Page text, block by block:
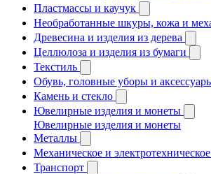
Пластмассы и каучук
Необработанные шкуры, кожа и
Древесина и изделия из дерева
Целлюлоза и изделия из бумаги
Текстиль
Обувь, головные уборы и
Камень и стекло
Ювелирные изделия и монеты
Ювелирные изделия и монеты
Металлы
Механическое и
Транспорт